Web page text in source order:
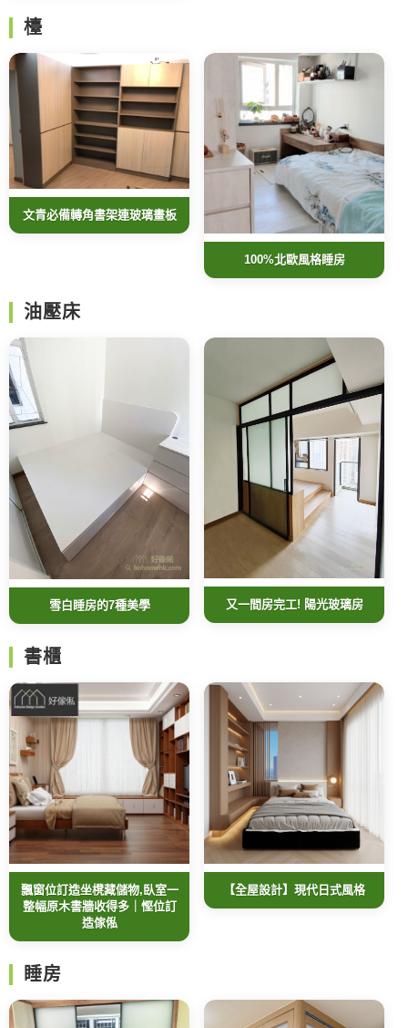
檯
文青必備轉角書架連玻璃畫板
100%北歐風格睡房
油壓床
雪白睡房的7種美學 又一間房完工! 陽光玻璃房
書櫃
飄窗位訂造坐櫈藏儲物,臥室一
整幅原木書牆收得多｜慳位訂
造傢俬
【全屋設計】現代日式風格
睡房